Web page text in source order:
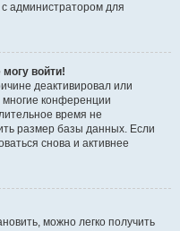
администратором для
войти!
деактивировал или
многие конференции
время не
размер базы данных. Если
снова и активнее
можно легко получить